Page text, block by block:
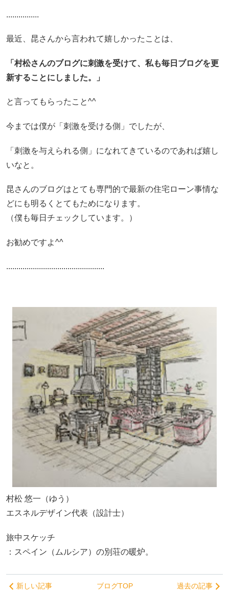
................
最近、昆さんから言われて嬉しかったことは、
「村松さんのブログに刺激を受けて、私も毎日ブログを更
新することにしました。」
と言ってもらったこと^^
今までは僕が「刺激を受ける側」でしたが、
「刺激を与えられる側」になれてきているのであれば嬉し
いなと。
昆さんのブログはとても専門的で最新の住宅ローン事情な
どにも明るくとてもためになります。
（僕も毎日チェックしています。）
お勧めですよ^^
................................................
村松 悠一（ゆう）
エスネルデザイン代表（設計士）
旅中スケッチ
：スペイン（ムルシア）の別荘の暖炉。
新しい記事 ブログTOP 過去の記事